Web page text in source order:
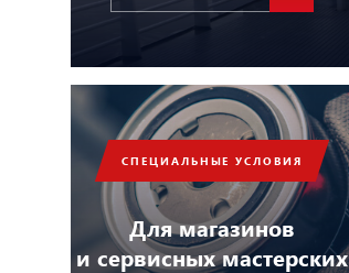
СПЕЦИАЛЬНЫЕ УСЛОВИЯ
Для магазинов
и сервисных мастерских